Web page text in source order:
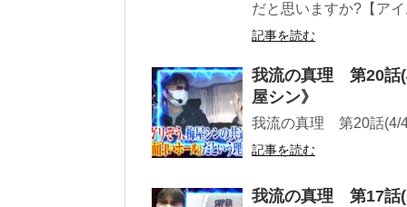
だと思いますか?【ア
記事を読む
我流の真理 第20話
屋シン》
我流の真理 第20話(4/
記事を読む
我流の真理 第17話